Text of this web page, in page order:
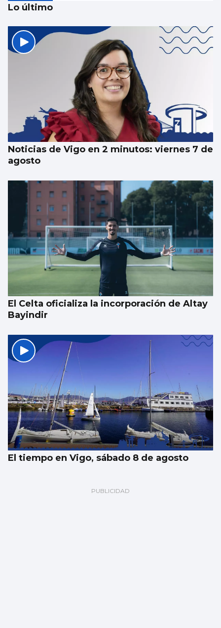
Luz verde definitiva al vial de acceso para
el CEIP Párroco Don Camilo
Lo último
Noticias de Vigo en 2 minutos: viernes 7 de
agosto
El Celta oficializa la incorporación de Altay
Bayindir
El tiempo en Vigo, sábado 8 de agosto